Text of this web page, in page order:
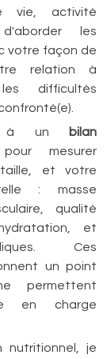
vie, activité
les
votre façon de
relation à
difficultés
à un
bilan
mesurer
et votre
: masse
qualité
et
Ces
un point
permettent
en charge
nutritionnel, je